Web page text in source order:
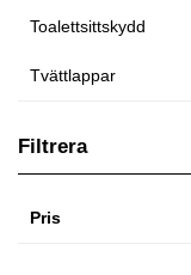
Toalettsittskydd
Tvättlappar
Filtrera
Pris